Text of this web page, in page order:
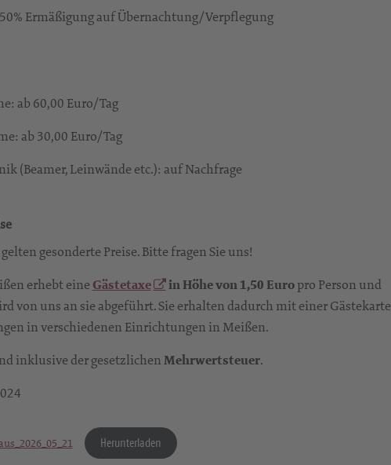
50% Ermäßigung auf Übernachtung/Verpflegung
ab 60,00 Euro/Tag
ab 30,00 Euro/Tag
(Beamer, Leinwände etc.): auf Nachfrage
gesonderte Preise. Bitte fragen Sie uns!
erhebt eine Gästetaxe in Höhe von 1,50 Europro Person und
von uns an sie abgeführt. Sie erhalten dadurch mit einer Gästekarte
in verschiedenen Einrichtungen in Meißen.
inklusive der gesetzlichenMehrwertsteuer.
Herunterladen